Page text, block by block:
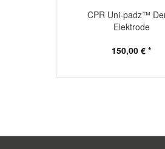
CPR Uni-padz™
Elektrode
150,00 € *